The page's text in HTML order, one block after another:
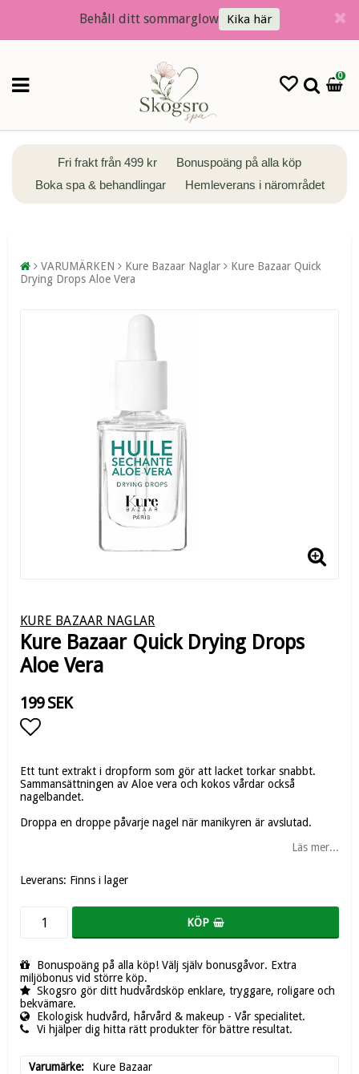
Behåll ditt sommarglow Kika här
0
Fri frakt från 499 kr
Bonuspoäng på alla köp
Boka spa & behandlingar
Hemleverans i närområdet
VARUMÄRKEN Kure Bazaar Naglar
Kure Bazaar Quick
Drying Drops Aloe Vera
KURE BAZAAR NAGLAR
Kure Bazaar Quick Drying Drops
Aloe Vera
199 SEK
Ett tunt extrakt i dropform som gör att lacket torkar snabbt.
Sammansättningen av Aloe vera och kokos vårdar också
nagelbandet.
Droppa en droppe påvarje nagel när manikyren är avslutad.
Läs mer...
Leverans: Finns i lager
KÖP
Bonuspoäng på alla köp! Välj själv bonusgåvor. Extra
miljöbonus vid större köp.
Skogsro gör ditt hudvårdsköp enklare, tryggare, roligare och
bekvämare.
Ekologisk hudvård, hårvård & makeup - Vår specialitet.
Vi hjälper dig hitta rätt produkter för bättre resultat.
Varumärke Kure Bazaar